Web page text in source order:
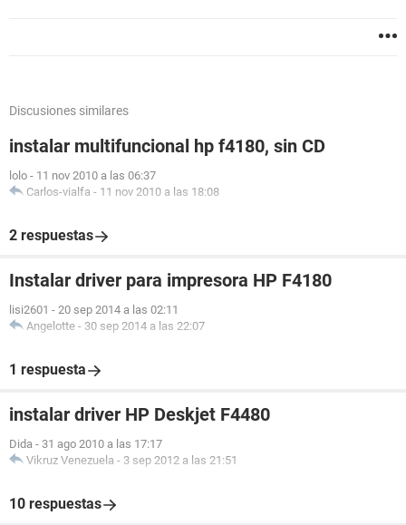
Discusiones similares
instalar multifuncional hp f4180, sin CD
lolo - 11 nov 2010 a las 06:37
Carlos-vialfa - 11 nov 2010 a las 18:08
2 respuestas
Instalar driver para impresora HP F4180
lisi2601 - 20 sep 2014 a las 02:11
Angelotte - 30 sep 2014 a las 22:07
1 respuesta
instalar driver HP Deskjet F4480
Dida - 31 ago 2010 a las 17:17
Vikruz Venezuela - 3 sep 2012 a las 21:51
10 respuestas